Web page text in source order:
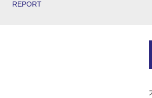
REPORT